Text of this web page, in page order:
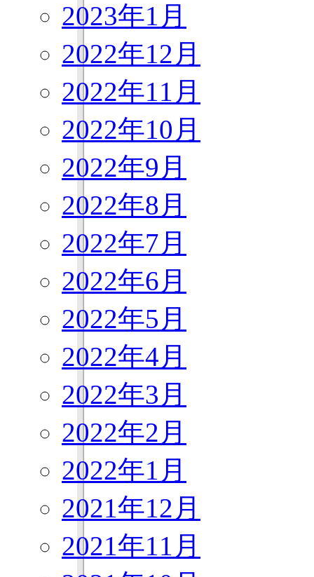
2023年1月
2022年12月
2022年11月
2022年10月
2022年9月
2022年8月
2022年7月
2022年6月
2022年5月
2022年4月
2022年3月
2022年2月
2022年1月
2021年12月
2021年11月